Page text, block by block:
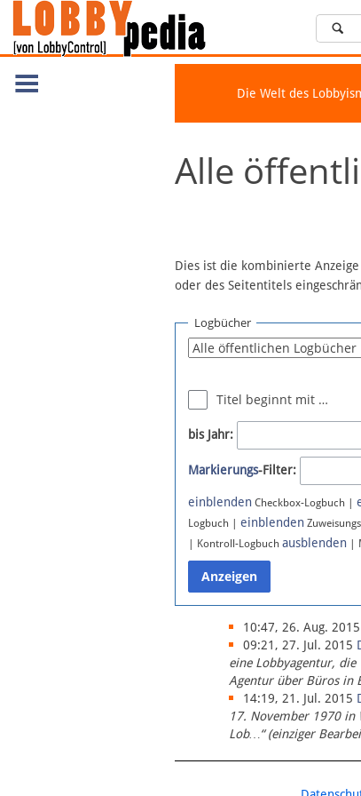
Die Welt des
Alle
Dies ist die kombinierte
oder des Seitentitels
Logbücher
Titel beginnt mit …
bis Jahr:
Markierungs-Filter:
einblenden Checkbox-Logbuch |
Logbuch | einblenden
| Kontroll-Logbuch ausblenden |
10:47, 26. Aug. 2015
09:21, 27. Jul. 2015
eine Lobbyagentur, die
Agentur über Büros in
14:19, 21. Jul. 2015
17. November 1970 in
Lob…“ (einziger